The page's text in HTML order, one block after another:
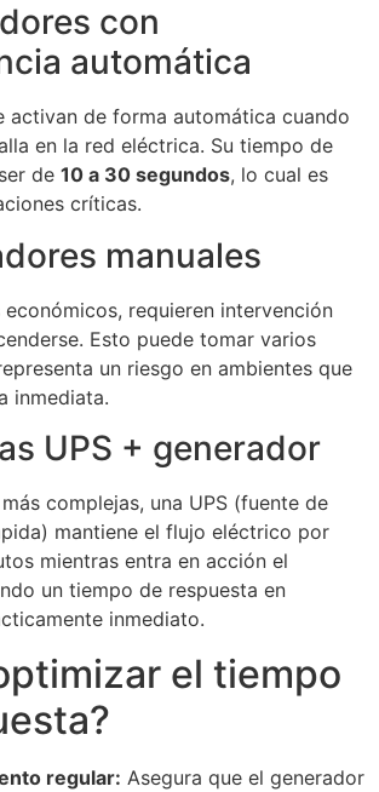
con
automática
activan de forma automática cuando
en la red eléctrica. Su tiempo de
de 10 a 30 segundos, lo cual es
críticas.
manuales
económicos, requieren intervención
Esto puede tomar varios
un riesgo en ambientes que
inmediata.
UPS + generador
complejas, una UPS (fuente de
mantiene el flujo eléctrico por
mientras entra en acción el
un tiempo de respuesta en
inmediato.
el tiempo
regular: Asegura que el generador